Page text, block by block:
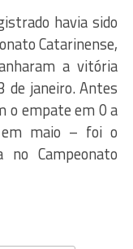
havia sido
Catarinense,
a vitória
de janeiro. Antes
o empate em 0 a
maio – foi o
Campeonato